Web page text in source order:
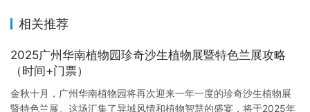
相关推荐
2025广州华南植物园珍奇沙生植物展暨特色兰展攻略
（时间+门票）
金秋十月，广州华南植物园将再次迎来一年一度的珍奇沙生植物展
暨特色兰展。这场汇集了异域风情和植物智慧的盛宴，将于2025年